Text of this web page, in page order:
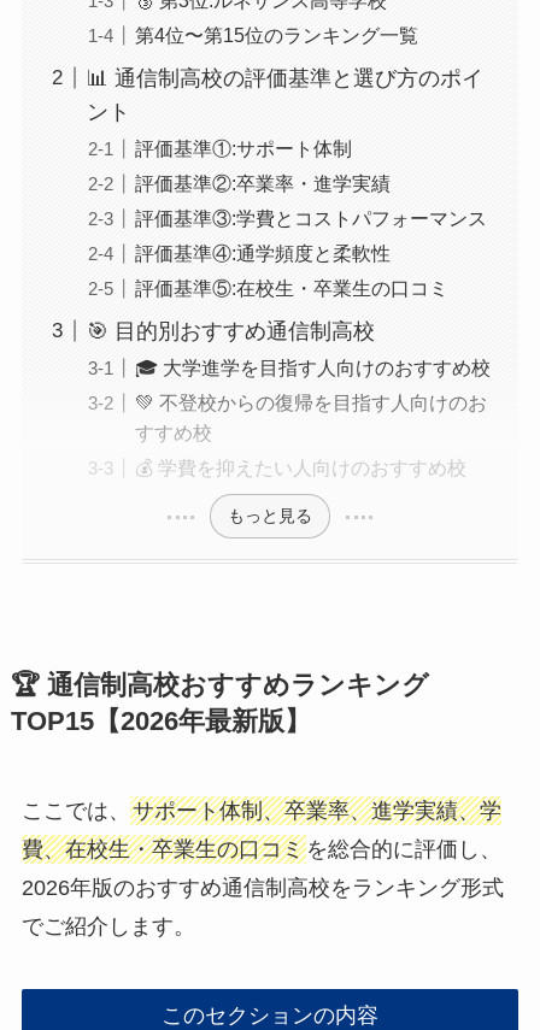
第4位〜第15位のランキング一覧
📊 通信制高校の評価基準と選び方のポイ
ント
評価基準①:サポート体制
評価基準②:卒業率・進学実績
評価基準③:学費とコストパフォーマンス
評価基準④:通学頻度と柔軟性
評価基準⑤:在校生・卒業生の口コミ
🎯 目的別おすすめ通信制高校
🎓 大学進学を目指す人向けのおすすめ校
💚 不登校からの復帰を目指す人向けのお
すすめ校
💰 学費を抑えたい人向けのおすすめ校
もっと見る
🏆 通信制高校おすすめランキング
TOP15【2026年最新版】
ここでは、 サポート体制、卒業率、進学実績、学
費、在校生・卒業生の口コミを総合的に評価し、
2026年版のおすすめ通信制高校をランキング形式
でご紹介します。
このセクションの内容